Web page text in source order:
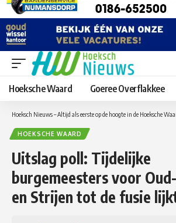
Hoeksche Waard Goeree Overflakkee
Hoeksch Nieuws – Altijd als eerste op de hoogte in de Hoeksche
HOEKSCHE WAARD
Uitslag poll: Tijdelijke
burgemeesters voor
en Strijen tot de fusie